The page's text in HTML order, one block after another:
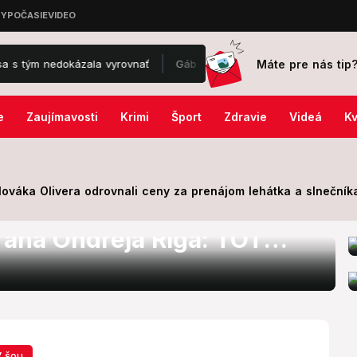
vyrovnať Gáboríkovci po škandále prichytení na
Máte pre nás tip?
Zaujímavosti Krimi Šport Zdravie Videá
Olivera odrovnali ceny za prenájom lehátka a
sa podieľal na
Ondreja Riga: TOTO